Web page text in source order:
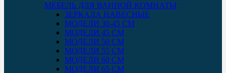
МЕБЕЛЬ ДЛЯ ВАННОЙ КОМНАТЫ
ЗЕРКАЛА НАВЕСНЫЕ
МОДЕЛИ 30-45 СМ
МОДЕЛИ 45 СМ
МОДЕЛИ 50 СМ
МОДЕЛИ 55 СМ
МОДЕЛИ 60 СМ
МОДЕЛИ 65 СМ